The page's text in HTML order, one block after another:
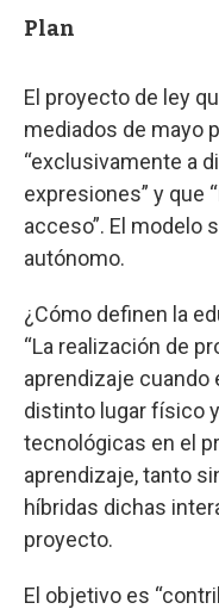
Plan
El proyecto de ley
mediados de mayo
“exclusivamente a
expresiones” y que
acceso”. El modelo
autónomo.
¿Cómo definen la
“La realización de
aprendizaje
distinto lugar físico
tecnológicas en el
aprendizaje, tanto
híbridas dichas
proyecto.
El objetivo es